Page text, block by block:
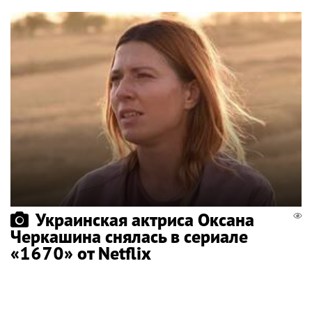
Украинская актриса Оксана
Черкашина снялась в сериале
«1670» от Netflix